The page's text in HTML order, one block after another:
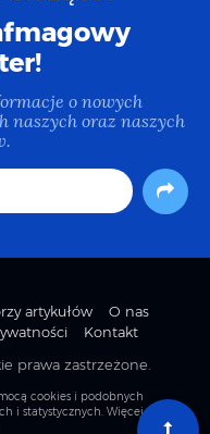
o nowych
naszych oraz naszych
artykułów
O nas
Kontakt
prawa zastrzeżone.
cookies i podobnych
i statystycznych. Więcej